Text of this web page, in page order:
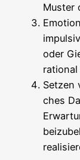
Mus­ter
oder
ratio­nal
Set­zen
ches